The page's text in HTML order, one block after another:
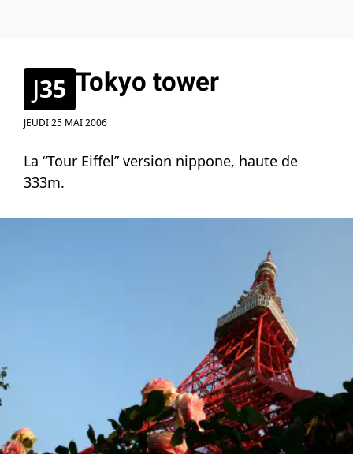
J35 Tokyo tower
JEUDI 25 MAI 2006
La “Tour Eiffel” version nippone, haute de
333m.